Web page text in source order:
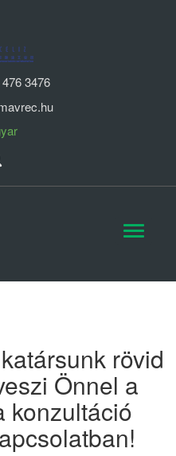
3476
rövid
Önnel a
konzultáció